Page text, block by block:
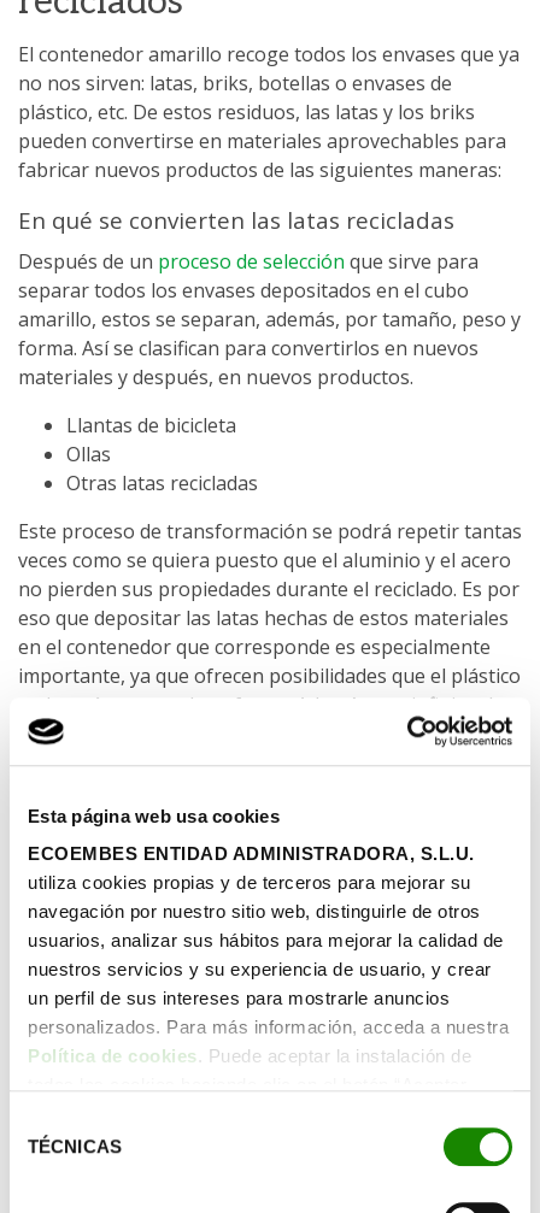
Esta página web usa cookies
ECOEMBES ENTIDAD ADMINISTRADORA, S.L.U.
utiliza cookies propias y de terceros para mejorar su
navegación por nuestro sitio web, distinguirle de otros
usuarios, analizar sus hábitos para mejorar la calidad de
nuestros servicios y su experiencia de usuario, y crear
un perfil de sus intereses para mostrarle anuncios
personalizados. Para más información, acceda a nuestra
Política de cookies. Puede aceptar la instalación de
botón “Configurar cookies”, o rechazar su instalación,
TÉCNICAS
El contenedor amarillo recoge todos los envases que ya
no nos sirven: latas, briks, botellas o envases de
plástico, etc. De estos residuos, las latas y los briks
pueden convertirse en materiales aprovechables para
fabricar nuevos productos de las siguientes maneras:
En qué se convierten las latas recicladas
Después de un proceso de selección que sirve para
separar todos los envases depositados en el cubo
amarillo, estos se separan, además, por tamaño, peso y
forma. Así se clasifican para convertirlos en nuevos
materiales y después, en nuevos productos.
Llantas de bicicleta
Ollas
Otras latas recicladas
Este proceso de transformación se podrá repetir tantas
veces como se quiera puesto que el aluminio y el acero
no pierden sus propiedades durante el reciclado. Es por
eso que depositar las latas hechas de estos materiales
en el contenedor que corresponde es especialmente
importante, ya que ofrecen posibilidades que el plástico
o el cartón no pueden ofrecer. Además son infinitas las
manualidades que puedes elaborar con materiales
reciclables útiles como este y otros.
Dónde van los briks reciclados
Losbrikspasan por un proceso de selección similar al
de las latas. Primero se separa de otros materiales y,
posteriormente, se clasifican los distintos tipos de brik.
Posteriormente, para poder aprovechar estos envases
y transformarlos en otros materiales, se separan las
fibras de papel del aluminio, polietileno, suciedades y
elementos extraños que también están presentes en
La pasta de papel que resulta de mezclar esas fibras
con agua se podrá transformar en cualquier objeto que